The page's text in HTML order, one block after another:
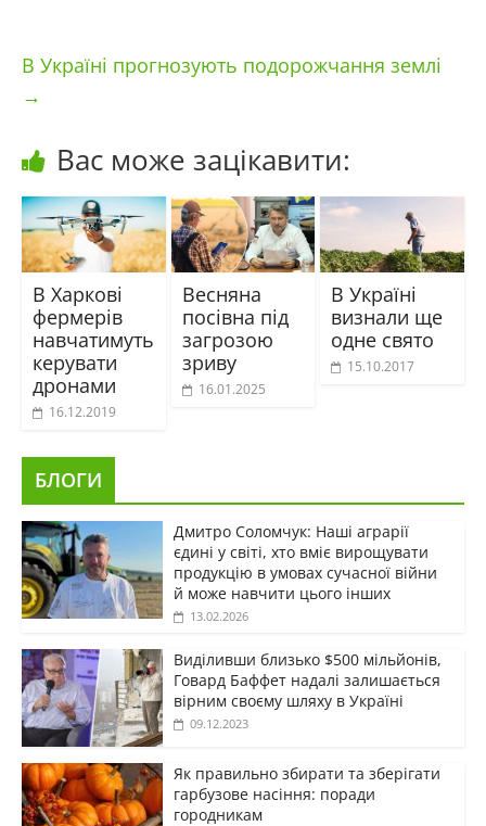
В Україні прогнозують подорожчання землі
→
Вас може зацікавити:
В Харкові
фермерів
навчатимуть
керувати
дронами
16.12.2019
Весняна
посівна під
загрозою
зриву
16.01.2025
В Україні
визнали ще
одне свято
15.10.2017
БЛОГИ
Дмитро Соломчук: Наші аграрії
єдині у світі, хто вміє вирощувати
продукцію в умовах сучасної війни
й може навчити цього інших
13.02.2026
Виділивши близько $500 мільйонів,
Говард Баффет надалі залишається
вірним своєму шляху в Україні
09.12.2023
Як правильно збирати та зберігати
гарбузове насіння: поради
городникам